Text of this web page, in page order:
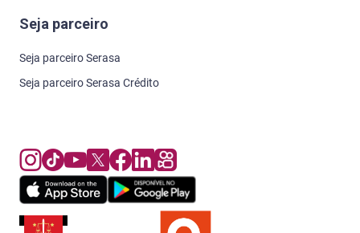
Seja parceiro
Seja parceiro Serasa
Seja parceiro Serasa Crédito